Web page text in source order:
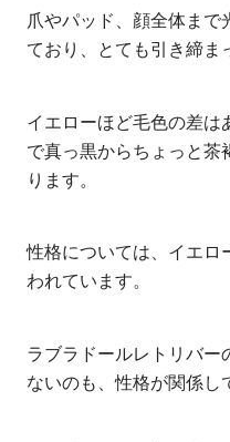
爪やパッド、顔全体まで
ており、とても引き締ま
イエローほど毛色の差は
で真っ黒からちょっと茶
ります。
性格については、イエロ
われています。
ラブラドールレトリバー
ないのも、性格が関係し